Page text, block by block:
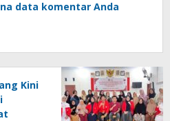
data komentar Anda
Kini